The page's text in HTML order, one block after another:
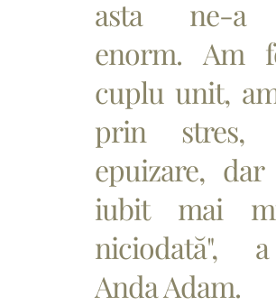
asta ne-a
enorm. Am
cuplu unit,
prin stres,
epuizare,
iubit mai
niciodată",
Anda Adam.